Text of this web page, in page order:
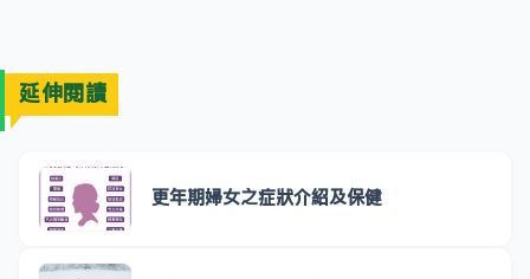
延伸閱讀
更年期婦女之症狀介紹及保健